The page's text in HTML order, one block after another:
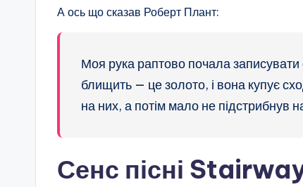
А ось що сказав Роберт Плант:
Моя рука раптово почала
блищить — це золото, і вона купує
на них, а потім мало не підстрибнув на
Сенс пісні